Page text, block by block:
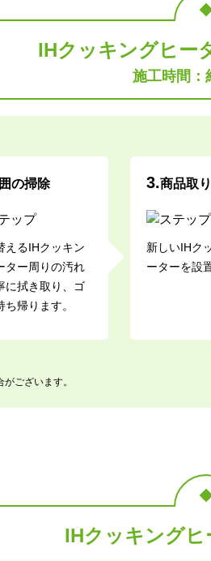
IHクッキングヒー
施工時間：
の掃除
えるIHクッキン
ター周りの汚れ
に拭き取り、ゴ
ち帰ります。
3.商品取
新しいIHク
ーターを設
ございます。
IHクッキングヒ